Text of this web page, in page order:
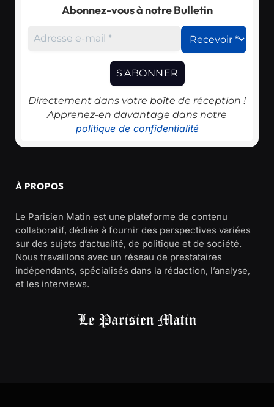
Abonnez-vous à notre Bulletin
Directement dans votre boîte de réception !
Apprenez-en davantage dans notre
politique de confidentialité
À PROPOS
Le Parisien Matin est une plateforme de contenu
collaboratif, dédiée à fournir des perspectives variées
sur des sujets d’actualité, de politique et de société.
Nous travaillons avec un réseau de prestataires
indépendants, spécialisés dans la rédaction, l’analyse,
et les interviews.